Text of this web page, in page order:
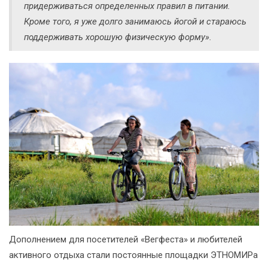
придерживаться определенных правил в питании.
Кроме того, я уже долго занимаюсь йогой и стараюсь
поддерживать хорошую физическую форму».
Дополнением для посетителей «Вегфеста» и любителей
активного отдыха стали постоянные площадки ЭТНОМИРа